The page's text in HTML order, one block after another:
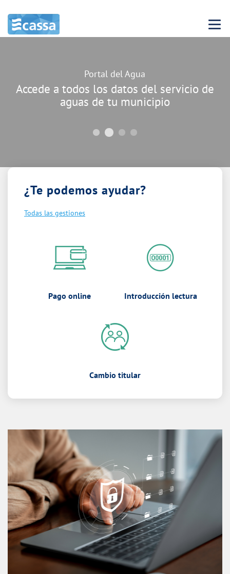
Menu
Cerca de las personas
Consulta todas las bonificaciones
sociales disponibles
¿Te podemos ayudar?
Todas las gestiones
Pago online Introducción lectura
Cambio titular